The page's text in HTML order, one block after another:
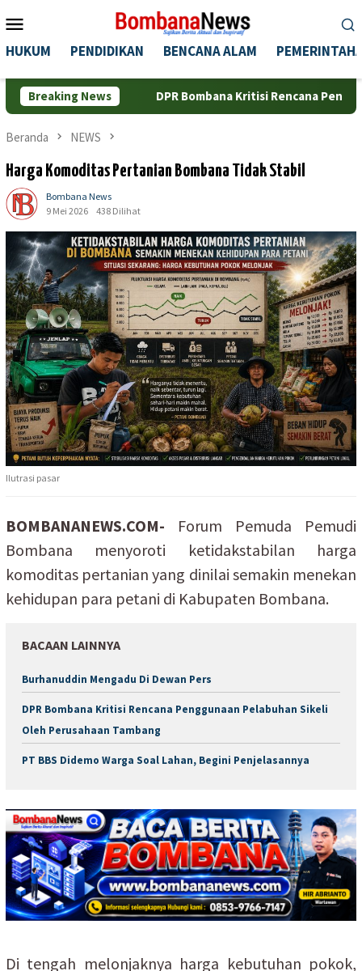
ke
kontenMobile
HUKUM PENDIDIKAN BENCANA ALAM
Breaking News
DPR Bombana Kritisi Rencana Penggunaan Pelabuhan
Beranda NEWS
Harga Komoditas Pertanian Bombana Tidak Stabil
Bombana News
9 Mei 2026
438 Dilihat
Ilutrasi pasar
BOMBANANEWS.COM- Forum Pemuda Pemudi
Bombana menyoroti ketidakstabilan harga
komoditas pertanian yang dinilai semakin menekan
kehidupan para petani di Kabupaten Bombana.
BACAAN LAINNYA
Burhanuddin Mengadu Di Dewan Pers
DPR Bombana Kritisi Rencana Penggunaan Pelabuhan Sikeli
Oleh Perusahaan Tambang
PT BBS Didemo Warga Soal Lahan, Begini Penjelasannya
Di tengah melonjaknya harga kebutuhan pokok,